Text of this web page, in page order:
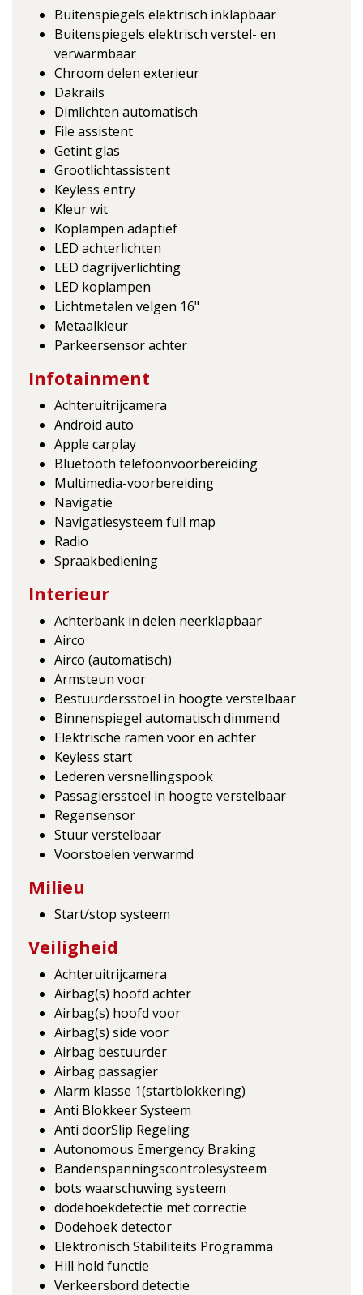
Buitenspiegels elektrisch inklapbaar
Buitenspiegels elektrisch verstel- en
verwarmbaar
Chroom delen exterieur
Dakrails
Dimlichten automatisch
File assistent
Getint glas
Grootlichtassistent
Keyless entry
Kleur wit
Koplampen adaptief
LED achterlichten
LED dagrijverlichting
LED koplampen
Lichtmetalen velgen 16"
Metaalkleur
Parkeersensor achter
Infotainment
Achteruitrijcamera
Android auto
Apple carplay
Bluetooth telefoonvoorbereiding
Multimedia-voorbereiding
Navigatie
Navigatiesysteem full map
Radio
Spraakbediening
Interieur
Achterbank in delen neerklapbaar
Airco
Airco (automatisch)
Armsteun voor
Bestuurdersstoel in hoogte verstelbaar
Binnenspiegel automatisch dimmend
Elektrische ramen voor en achter
Keyless start
Lederen versnellingspook
Passagiersstoel in hoogte verstelbaar
Regensensor
Stuur verstelbaar
Voorstoelen verwarmd
Milieu
Start/stop systeem
Veiligheid
Achteruitrijcamera
Airbag(s) hoofd achter
Airbag(s) hoofd voor
Airbag(s) side voor
Airbag bestuurder
Airbag passagier
Alarm klasse 1(startblokkering)
Anti Blokkeer Systeem
Anti doorSlip Regeling
Autonomous Emergency Braking
Bandenspanningscontrolesysteem
bots waarschuwing systeem
dodehoekdetectie met correctie
Dodehoek detector
Elektronisch Stabiliteits Programma
Hill hold functie
Verkeersbord detectie